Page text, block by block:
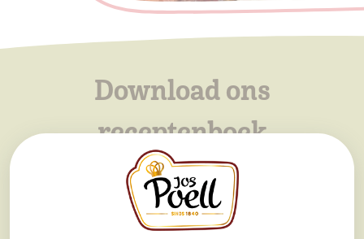
Download ons
receptenboek
Met de producten van Jos Poell kun je de meest verrassende
recepten maken. Speciaal voor jou hebben we de lekkerste
recepten verzameld in ons receptenboek.